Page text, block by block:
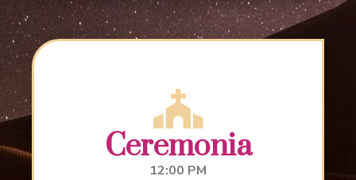
Ceremonia
12:00 PM